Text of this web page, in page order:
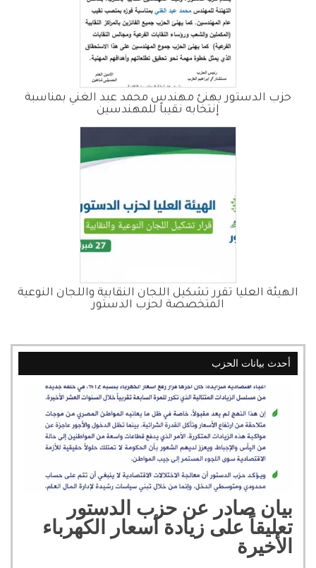
حزب الدستور يهنئ مهندس محمد عبد الغني بمناسبة
إنتخابه نقيباً للمهندسين
الهيئة العليا تقرر تشكيل اللجان النقابية واللجان النوعية
المتخصصة لحزب الدستور
أحدث بيانات الحزب
بيان صادر عن حزب الدستور
تعليقاً على زيادة أسعار الكهرباء
الأخيرة